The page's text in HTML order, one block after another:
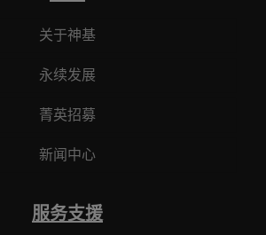
关于神基
永续发展
菁英招募
新闻中心
服务支援